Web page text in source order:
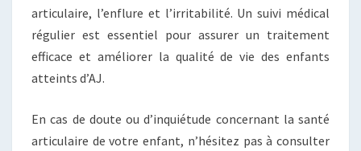
articulaire, l’enflure et l’irritabilité. Un suivi médical
régulier est essentiel pour assurer un traitement
efficace et améliorer la qualité de vie des enfants
atteints d’AJ.
En cas de doute ou d’inquiétude concernant la santé
articulaire de votre enfant, n’hésitez pas à consulter